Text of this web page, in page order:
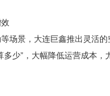
场景，大连巨鑫推出灵活
多少”，大幅降低运营成本